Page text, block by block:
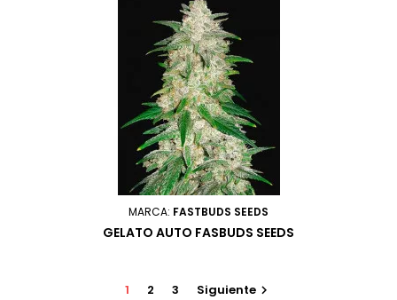
MARCA: FASTBUDS SEEDS
GELATO AUTO FASBUDS SEEDS
1 2 3 Siguiente 